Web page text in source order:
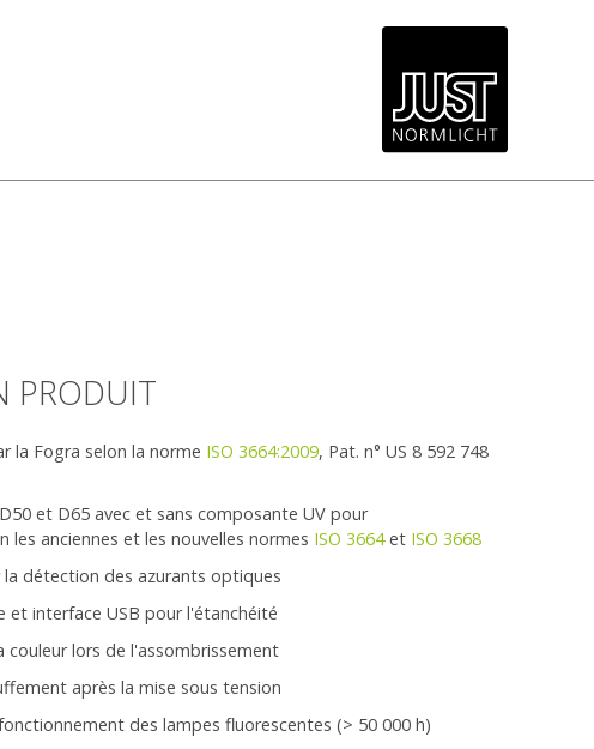
PRODUIT
la Fogra selon la norme ISO 3664:2009, Pat. n° US 8 592 748
et D65 avec et sans composante UV pour
les anciennes et les nouvelles normes ISO 3664et ISO 3668
la détection des azurants optiques
et interface USB pour l'étanchéité
couleur lors de l'assombrissement
après la mise sous tension
des lampes fluorescentes (> 50 000 h)